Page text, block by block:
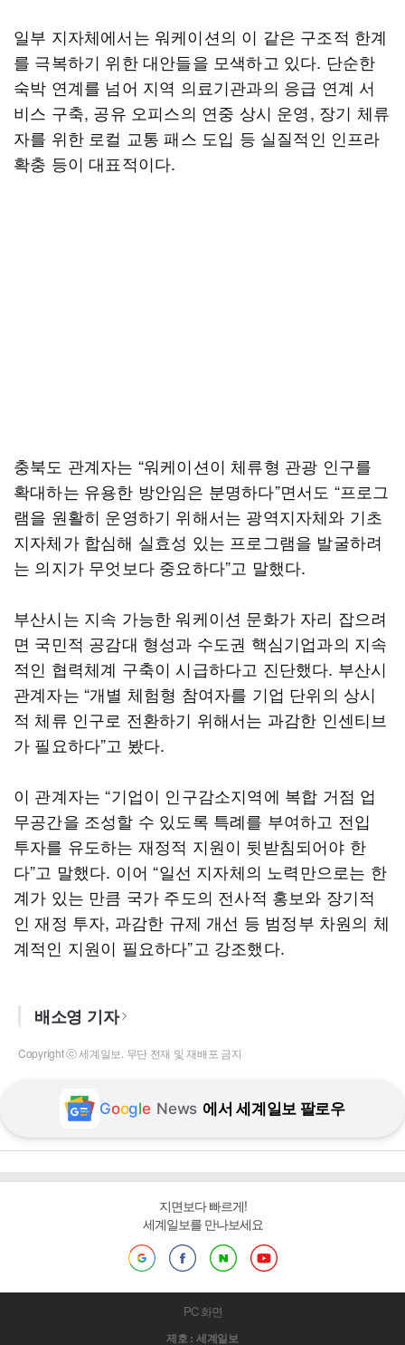
일부 지자체에서는 워케이션의 이 같은 구조적 한계
를 극복하기 위한 대안들을 모색하고 있다. 단순한
숙박 연계를 넘어 지역 의료기관과의 응급 연계 서
비스 구축, 공유 오피스의 연중 상시 운영, 장기 체류
자를 위한 로컬 교통 패스 도입 등 실질적인 인프라
확충 등이 대표적이다.
충북도 관계자는 “워케이션이 체류형 관광 인구를
확대하는 유용한 방안임은 분명하다”면서도 “프로그
램을 원활히 운영하기 위해서는 광역지자체와 기초
지자체가 합심해 실효성 있는 프로그램을 발굴하려
는 의지가 무엇보다 중요하다”고 말했다.
부산시는 지속 가능한 워케이션 문화가 자리 잡으려
면 국민적 공감대 형성과 수도권 핵심기업과의 지속
적인 협력체계 구축이 시급하다고 진단했다. 부산시
관계자는 “개별 체험형 참여자를 기업 단위의 상시
적 체류 인구로 전환하기 위해서는 과감한 인센티브
가 필요하다”고 봤다.
이 관계자는 “기업이 인구감소지역에 복합 거점 업
무공간을 조성할 수 있도록 특례를 부여하고 전입
투자를 유도하는 재정적 지원이 뒷받침되어야 한
다”고 말했다. 이어 “일선 지자체의 노력만으로는 한
계가 있는 만큼 국가 주도의 전사적 홍보와 장기적
인 재정 투자, 과감한 규제 개선 등 범정부 차원의 체
계적인 지원이 필요하다”고 강조했다.
배소영 기자
Copyright ⓒ 세계일보. 무단 전재 및 재배포 금지
Google News 에서 세계일보 팔로우
지면보다 빠르게!
세계일보를 만나보세요
PC 화면
제호 : 세계일보